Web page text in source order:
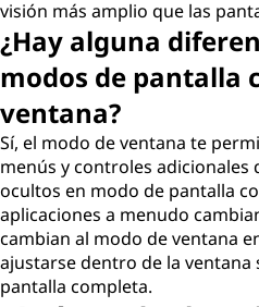
visión más amplio que las
¿Hay alguna
modos de pantalla
ventana?
Sí, el modo de ventana te
menús y controles
ocultos en modo de pantalla
aplicaciones a menudo
cambian al modo de ventana
ajustarse dentro de la ventana
pantalla completa.